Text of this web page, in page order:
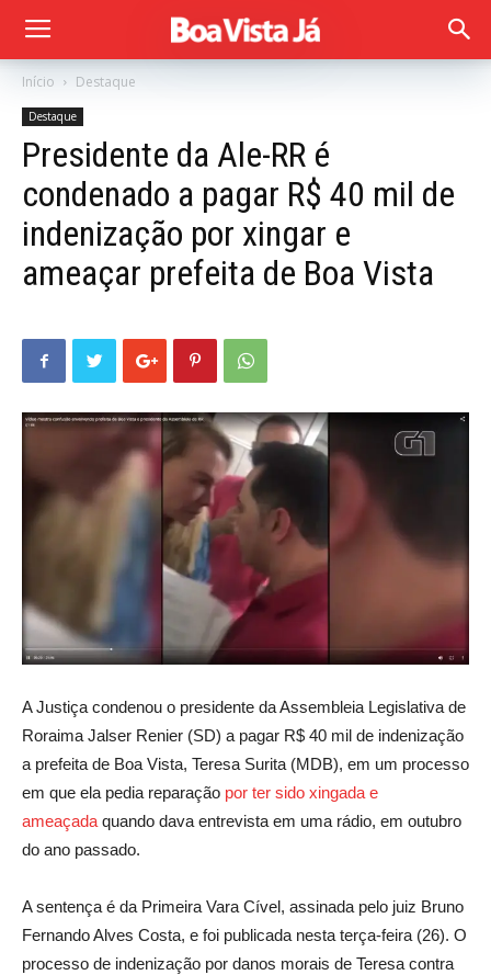
Início Destaque
Destaque
Presidente da Ale-RR é
condenado a pagar R$ 40 mil de
indenização por xingar e
ameaçar prefeita de Boa Vista
A Justiça condenou o presidente da Assembleia Legislativa de
Roraima Jalser Renier (SD) a pagar R$ 40 mil de indenização
a prefeita de Boa Vista, Teresa Surita (MDB), em um processo
em que ela pedia reparação por ter sido xingada e
ameaçada quando dava entrevista em uma rádio, em outubro
do ano passado.
A sentença é da Primeira Vara Cível, assinada pelo juiz Bruno
Fernando Alves Costa, e foi publicada nesta terça-feira (26). O
processo de indenização por danos morais de Teresa contra